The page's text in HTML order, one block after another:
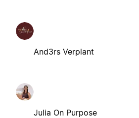
And3rs Verplant
Julia On Purpose